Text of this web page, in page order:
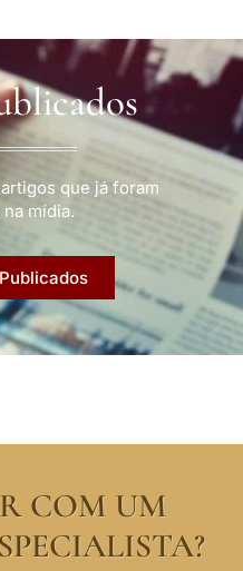
que já foram
mídia.
COM UM